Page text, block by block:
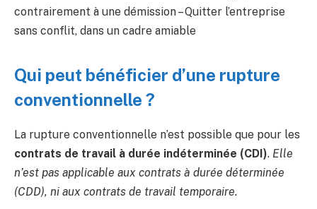
contrairement à une démission – Quitter l’entreprise
sans conflit, dans un cadre amiable
Qui peut bénéficier d’une rupture
conventionnelle ?
La rupture conventionnelle n’est possible que pour les
contrats de travail à durée indéterminée (CDI). Elle
n’est pas applicable aux contrats à durée déterminée
(CDD), ni aux contrats de travail temporaire.